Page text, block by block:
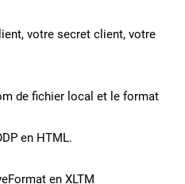
votre secret client, votre
de fichier local et le format
en HTML.
en XLTM